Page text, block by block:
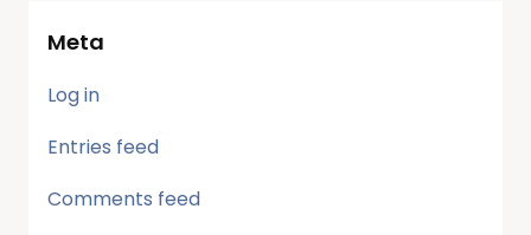
Meta
Log in
Entries feed
Comments feed